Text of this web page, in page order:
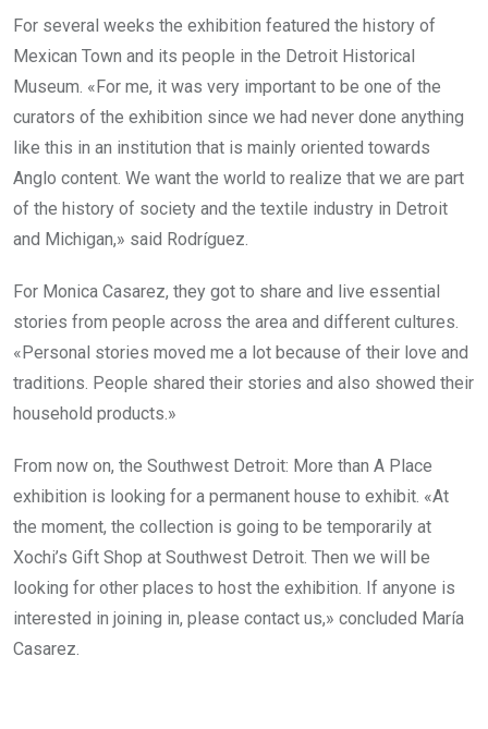
For several weeks the exhibition featured the history of
Mexican Town and its people in the Detroit Historical
Museum. «For me, it was very important to be one of the
curators of the exhibition since we had never done anything
like this in an institution that is mainly oriented towards
Anglo content. We want the world to realize that we are part
of the history of society and the textile industry in Detroit
and Michigan,» said Rodríguez.
For Monica Casarez, they got to share and live essential
stories from people across the area and different cultures.
«Personal stories moved me a lot because of their love and
traditions. People shared their stories and also showed their
household products.»
From now on, the Southwest Detroit: More than A Place
exhibition is looking for a permanent house to exhibit. «At
the moment, the collection is going to be temporarily at
Xochi’s Gift Shop at Southwest Detroit. Then we will be
looking for other places to host the exhibition. If anyone is
interested in joining in, please contact us,» concluded María
Casarez.